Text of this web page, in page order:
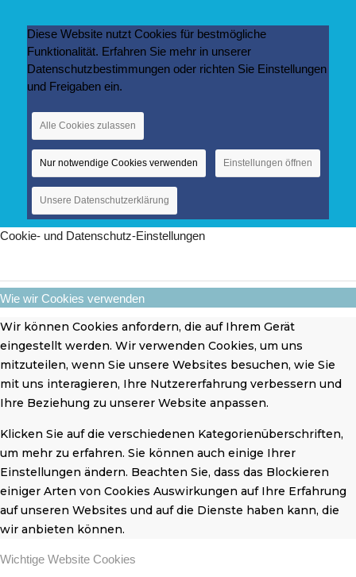
Diese Website nutzt Cookies für bestmögliche
Funktionalität. Erfahren Sie mehr in unserer
Datenschutzbestimmungen oder richten Sie Einstellungen
und Freigaben ein.
Alle Cookies zulassen
Nur notwendige Cookies verwenden Einstellungen öffnen
Unsere Datenschutzerklärung
Cookie- und Datenschutz-Einstellungen
Wie wir Cookies verwenden
Wir können Cookies anfordern, die auf Ihrem Gerät
eingestellt werden. Wir verwenden Cookies, um uns
mitzuteilen, wenn Sie unsere Websites besuchen, wie Sie
mit uns interagieren, Ihre Nutzererfahrung verbessern und
Ihre Beziehung zu unserer Website anpassen.
Klicken Sie auf die verschiedenen Kategorienüberschriften,
um mehr zu erfahren. Sie können auch einige Ihrer
Einstellungen ändern. Beachten Sie, dass das Blockieren
einiger Arten von Cookies Auswirkungen auf Ihre Erfahrung
auf unseren Websites und auf die Dienste haben kann, die
wir anbieten können.
Wichtige Website Cookies